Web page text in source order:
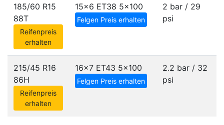
185/60 R15
88T
Reifenpreis
erhalten
15x6 ET38 5x100
Felgen Preis erhalten
2 bar / 29
psi
215/45 R16
86H
Reifenpreis
erhalten
16x7 ET43 5x100
Felgen Preis erhalten
2.2 bar / 32
psi